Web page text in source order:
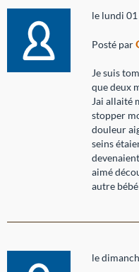
le lundi
Posté par
Je suis
que deux
Jai allaité
stopper
douleur
seins
aimé
autre
le